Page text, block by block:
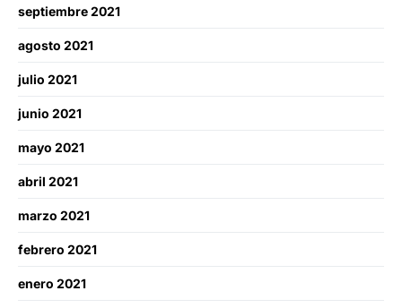
septiembre 2021
agosto 2021
julio 2021
junio 2021
mayo 2021
abril 2021
marzo 2021
febrero 2021
enero 2021